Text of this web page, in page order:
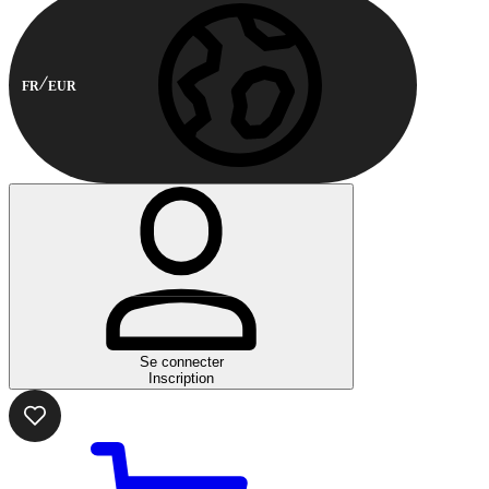
FR EUR
Se connecter
Inscription